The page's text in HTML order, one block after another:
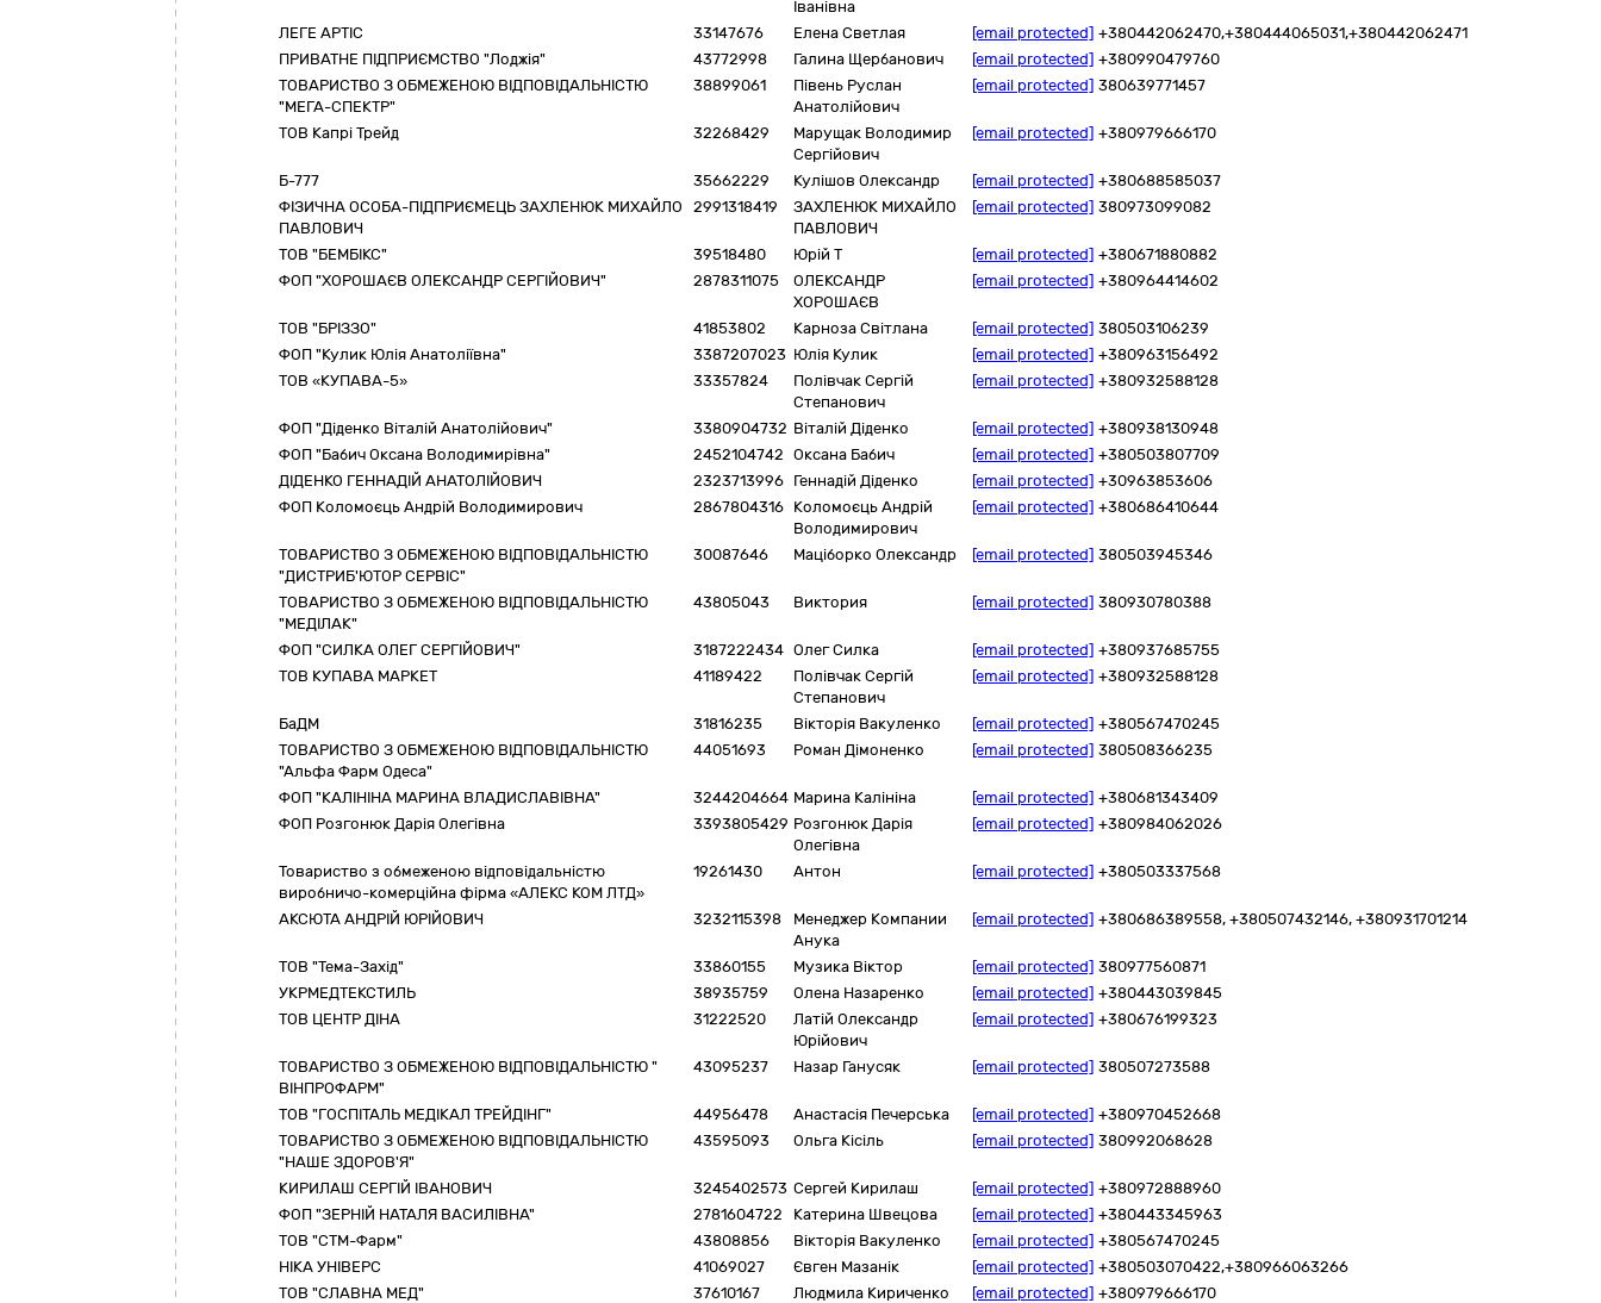
Іванівна
ЛЕГЕ АРТІС 33147676 Елена Светлая [email protected] +380442062470,+380444065031,+380442062471
ПРИВАТНЕ ПІДПРИЄМСТВО "Лоджія"
43772998 Галина Щербанович [email protected] +380990479760
ТОВАРИСТВО З ОБМЕЖЕНОЮ ВІДПОВІДАЛЬНІСТЮ
"МЕГА-СПЕКТР"
38899061
Півень Руслан
Анатолійович
[email protected] 380639771457
ТОВ Капрі Трейд 32268429
Марущак Володимир
Сергійович
[email protected] +380979666170
Б-777 35662229 Кулішов Олександр [email protected] +380688585037
ФІЗИЧНА ОСОБА-ПІДПРИЄМЕЦЬ ЗАХЛЕНЮК МИХАЙЛО
ПАВЛОВИЧ
2991318419
ЗАХЛЕНЮК МИХАЙЛО
ПАВЛОВИЧ
[email protected] 380973099082
ТОВ "БЕМБІКС" 39518480 Юрій Т [email protected] +380671880882
ФОП "ХОРОШАЄВ ОЛЕКСАНДР СЕРГІЙОВИЧ"
2878311075
ОЛЕКСАНДР
ХОРОШАЄВ
[email protected] +380964414602
ТОВ "БРІЗЗО" 41853802 Карноза Світлана [email protected] 380503106239
ФОП "Кулик Юлія Анатоліївна"
3387207023 Юлія Кулик [email protected] +380963156492
ТОВ «КУПАВА-5»
33357824
Полівчак Сергій
Степанович
[email protected] +380932588128
ФОП "Діденко Віталій Анатолійович" 3380904732 Віталій Діденко [email protected] +380938130948
ФОП "Бабич Оксана Володимирівна"
2452104742 Оксана Бабич [email protected] +380503807709
ДІДЕНКО ГЕННАДІЙ АНАТОЛІЙОВИЧ
2323713996 Геннадій Діденко [email protected] +30963853606
ФОП Коломоєць Андрій Володимирович
2867804316 Коломоєць Андрій
Володимирович
[email protected] +380686410644
ТОВАРИСТВО З ОБМЕЖЕНОЮ ВІДПОВІДАЛЬНІСТЮ
"ДИСТРИБ'ЮТОР СЕРВІС"
30087646 Маціборко Олександр [email protected] 380503945346
ТОВАРИСТВО З ОБМЕЖЕНОЮ ВІДПОВІДАЛЬНІСТЮ
"МЕДІЛАК"
43805043 Виктория [email protected] 380930780388
ФОП "СИЛКА ОЛЕГ СЕРГІЙОВИЧ" 3187222434 Олег Силка [email protected] +380937685755
ТОВ КУПАВА МАРКЕТ
41189422
Полівчак Сергій
Степанович
[email protected] +380932588128
БаДМ 31816235 Вікторія Вакуленко [email protected] +380567470245
ТОВАРИСТВО З ОБМЕЖЕНОЮ ВІДПОВІДАЛЬНІСТЮ
"Альфа Фарм Одеса"
44051693 Роман Дімоненко [email protected] 380508366235
ФОП "КАЛІНІНА МАРИНА ВЛАДИСЛАВІВНА" 3244204664 Марина Калініна [email protected] +380681343409
ФОП Розгонюк Дарія Олегівна
3393805429 Розгонюк Дарія
Олегівна
[email protected] +380984062026
Товариство з обмеженою відповід­альністю
виробничо-комерційна фірма «АЛЕКС КОМ ЛТД»
19261430 Антон [email protected] +380503337568
АКСЮТА АНДРІЙ ЮРІЙОВИЧ 3232115398
Менеджер Компании
Анука
[email protected] +380686389558, +380507432146, +380931701214
ТОВ "Тема-Захід" 33860155 Музика Віктор [email protected] 380977560871
УКРМЕДТЕКСТИЛЬ
38935759 Олена Назаренко [email protected] +380443039845
ТОВ ЦЕНТР ДІНА
31222520
Латій Олександр
Юрійович
[email protected] +380676199323
ТОВАРИСТВО З ОБМЕЖЕНОЮ ВІДПОВІДАЛЬНІСТЮ "
ВІНПРОФАРМ"
43095237 Назар Ганусяк [email protected] 380507273588
ТОВ "ГОСПІТАЛЬ МЕДІКАЛ ТРЕЙДІНГ" 44956478 Анастасія Печерська [email protected] +380970452668
ТОВАРИСТВО З ОБМЕЖЕНОЮ ВІДПОВІДАЛЬНІСТЮ
"НАШЕ ЗДОРОВ'Я"
43595093 Ольга Кісіль [email protected] 380992068628
КИРИЛАШ СЕРГІЙ ІВАНОВИЧ 3245402573 Сергей Кирилаш [email protected] +380972888960
ФОП "ЗЕРНІЙ НАТАЛЯ ВАСИЛІВНА"
2781604722 Катерина Швецова [email protected] +380443345963
ТОВ "СТМ-Фарм"
43808856 Вікторія Вакуленко [email protected] +380567470245
НІКА УНІВЕРС
41069027 Євген Мазанік [email protected] +380503070422,+380966063266
ТОВ "СЛАВНА МЕД"
37610167 Людмила Кириченко [email protected] +380979666170